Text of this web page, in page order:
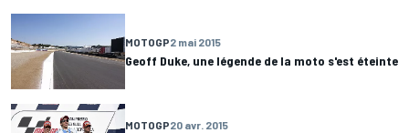
MOTOGP2 mai 2015
Geoff Duke, une légende de la moto s'est éteinte
MOTOGP20 avr. 2015